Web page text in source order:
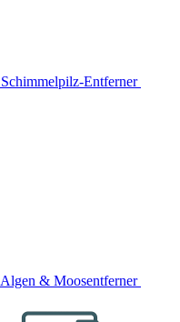
Schimmelpilz-Entferner
Algen & Moosentferner